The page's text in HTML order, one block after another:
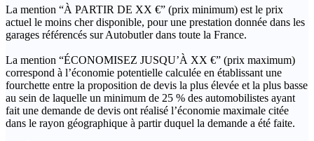
La mention “À PARTIR DE XX €” (prix minimum) est le prix
actuel le moins cher disponible, pour une prestation donnée dans les
garages référencés sur Autobutler dans toute la France.
La mention “ÉCONOMISEZ JUSQU’À XX €” (prix maximum)
correspond à l’économie potentielle calculée en établissant une
fourchette entre la proposition de devis la plus élevée et la plus basse
au sein de laquelle un minimum de 25 % des automobilistes ayant
fait une demande de devis ont réalisé l’économie maximale citée
dans le rayon géographique à partir duquel la demande a été faite.